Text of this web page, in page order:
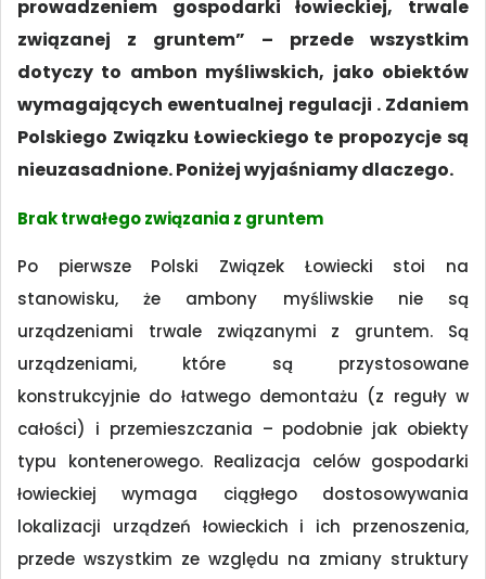
prowadzeniem gospodarki łowieckiej, trwale
związanej z gruntem” – przede wszystkim
dotyczy to ambon myśliwskich, jako obiektów
wymagających ewentualnej regulacji . Zdaniem
Polskiego Związku Łowieckiego te propozycje są
nieuzasadnione. Poniżej wyjaśniamy dlaczego.
Brak trwałego związania z gruntem
Po pierwsze Polski Związek Łowiecki stoi na
stanowisku, że ambony myśliwskie nie są
urządzeniami trwale związanymi z gruntem. Są
urządzeniami, które są przystosowane
konstrukcyjnie do łatwego demontażu (z reguły w
całości) i przemieszczania – podobnie jak obiekty
typu kontenerowego. Realizacja celów gospodarki
łowieckiej wymaga ciągłego dostosowywania
lokalizacji urządzeń łowieckich i ich przenoszenia,
przede wszystkim ze względu na zmiany struktury